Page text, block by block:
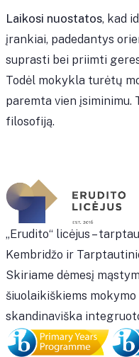
Laikosi nuostatos, kad
įrankiai, padedantys
suprasti bei priimti
Todėl mokykla turėtų
paremta vien įsiminimu.
filosofiją.
„Erudito“ licėjus –
Kembridžo ir
Skiriame dėmesį
šiuolaikiškiems mokymo
skandinaviška